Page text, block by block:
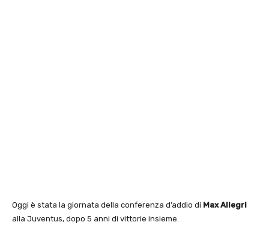
Oggi è stata la giornata della conferenza d’addio di Max Allegri
alla Juventus, dopo 5 anni di vittorie insieme.